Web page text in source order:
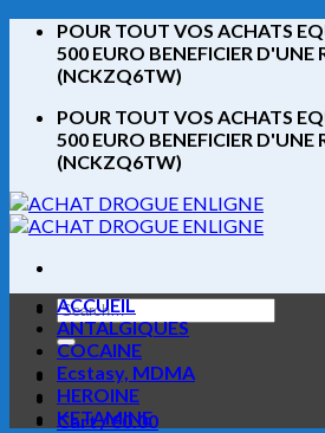
Skip
content
POUR TOUT VOS ACHATS
500 EURO BENEFICIER D'UNE
(NCKZQ6TW)
POUR TOUT VOS ACHATS
500 EURO BENEFICIER D'UNE
(NCKZQ6TW)
Search
for:
Cart /€0.00
ACCUEIL
ANTALGIQUES
COCAINE
Ecstasy, MDMA
HEROINE
KETAMINE